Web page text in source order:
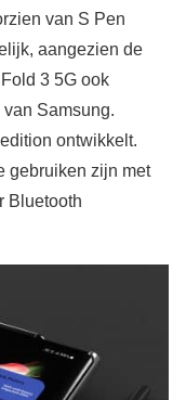
van S Pen
aangezien de
3 5G ook
Samsung.
ontwikkelt.
gebruiken zijn met
Bluetooth